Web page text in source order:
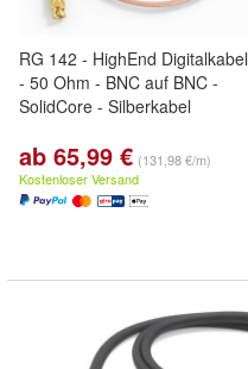
RG 142 - HighEnd Digitalkabel
- 50 Ohm - BNC auf BNC -
SolidCore - Silberkabel
ab 65,99 € (131,98 €/m)
Kostenloser Versand